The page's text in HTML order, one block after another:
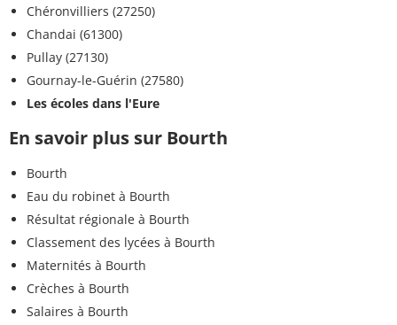
Chéronvilliers (27250)
Chandai (61300)
Pullay (27130)
Gournay-le-Guérin (27580)
Les écoles dans l'Eure
En savoir plus sur Bourth
Bourth
Eau du robinet à Bourth
Résultat régionale à Bourth
Classement des lycées à Bourth
Maternités à Bourth
Crèches à Bourth
Salaires à Bourth